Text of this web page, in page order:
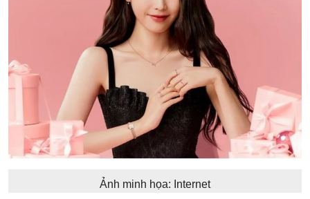
Ảnh minh họa: Internet